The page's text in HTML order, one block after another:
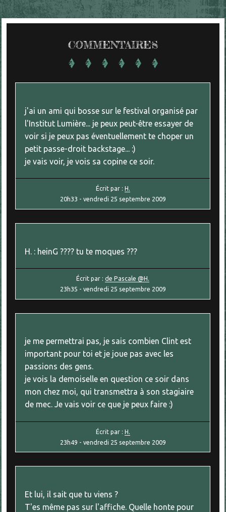
COMMENTAIRES
j'ai un ami qui bosse sur le festival organisé par
l'Institut Lumière... je peux peut-être essayer de
voir si je peux pas éventuellement te choper un
petit passe-droit backstage... :)
je vais voir, je vois sa copine ce soir.
Écrit par : H.
20h33 - vendredi 25 septembre 2009
H. : heinG ???? tu te moques ???
Écrit par :de Pascale @H.
23h35 - vendredi 25 septembre 2009
je me permettrai pas, je sais combien Clint est
important pour toi et je joue pas avec les
passions des gens.
je vois la demoiselle en question ce soir dans
mon chez moi, qui transmettra à son stagiaire
de mec. Je vais voir ce que je peux faire :)
Écrit par : H.
23h49 - vendredi 25 septembre 2009
Et lui, il sait que tu viens ?
T'es même pas sur l'affiche. Quelle honte pour